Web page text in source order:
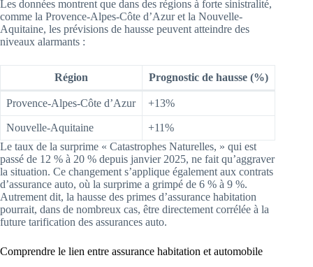
Les données montrent que dans des régions à forte sinistralité,
comme la Provence-Alpes-Côte d’Azur et la Nouvelle-
Aquitaine, les prévisions de hausse peuvent atteindre des
niveaux alarmants :
Région Prognostic de hausse (%)
Provence-Alpes-Côte d’Azur +13%
Nouvelle-Aquitaine
+11%
Le taux de la surprime « Catastrophes Naturelles, » qui est
passé de 12 % à 20 % depuis janvier 2025, ne fait qu’aggraver
la situation. Ce changement s’applique également aux contrats
d’assurance auto, où la surprime a grimpé de 6 % à 9 %.
Autrement dit, la hausse des primes d’assurance habitation
pourrait, dans de nombreux cas, être directement corrélée à la
future tarification des assurances auto.
Comprendre le lien entre assurance habitation et automobile